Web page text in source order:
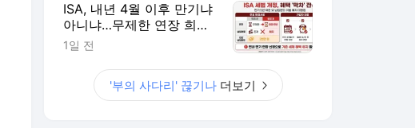
ISA, 내년 4월 이후 만기냐
아니냐…무제한 연장 희비
갈려
1일 전
'부의 사다리' 끊기나 더보기